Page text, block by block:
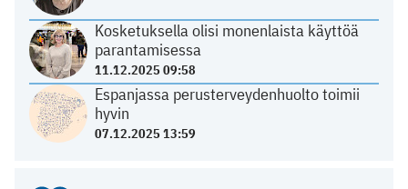
Kosketuksella olisi monenlaista käyttöä
parantamisessa
11.12.2025 09:58
Espanjassa perusterveydenhuolto toimii
hyvin
07.12.2025 13:59